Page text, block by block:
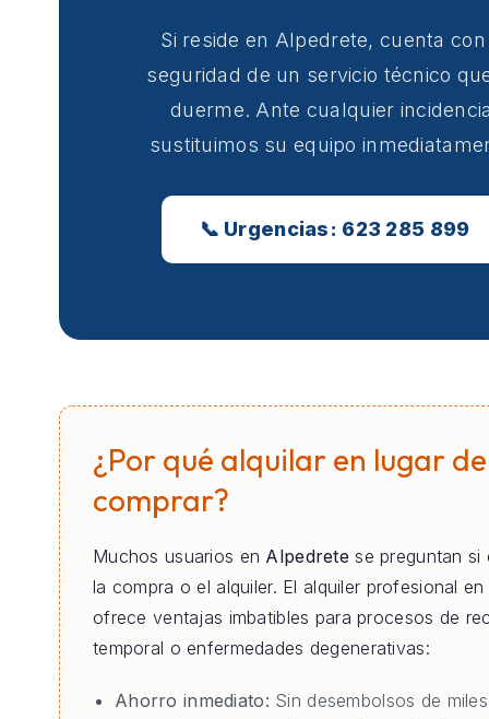
Si reside en Alpedrete, cuenta
seguridad de un servicio técnico
duerme. Ante cualquier
sustituimos su equipo
📞 Urgencias: 623 285 899
¿Por qué alquilar en lugar de
comprar?
Muchos usuarios en Alpedrete se preguntan si
la compra o el alquiler. El alquiler profesional en
ofrece ventajas imbatibles para procesos de
temporal o enfermedades degenerativas:
Ahorro inmediato: Sin desembolsos de